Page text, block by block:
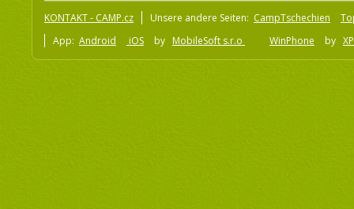
KONTAKT - CAMP.cz Unsere andere Seiten: CampTschechien
App: Android iOS by MobileSoft s.r.o WinPhone by